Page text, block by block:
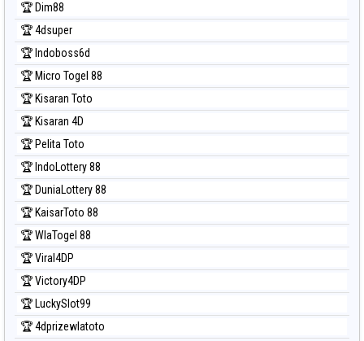
🏆 Dim88
🏆 4dsuper
🏆 Indoboss6d
🏆 Micro Togel 88
🏆 Kisaran Toto
🏆 Kisaran 4D
🏆 Pelita Toto
🏆 IndoLottery 88
🏆 DuniaLottery 88
🏆 KaisarToto 88
🏆 WlaTogel 88
🏆 Viral4DP
🏆 Victory4DP
🏆 LuckySlot99
🏆 4dprizewlatoto